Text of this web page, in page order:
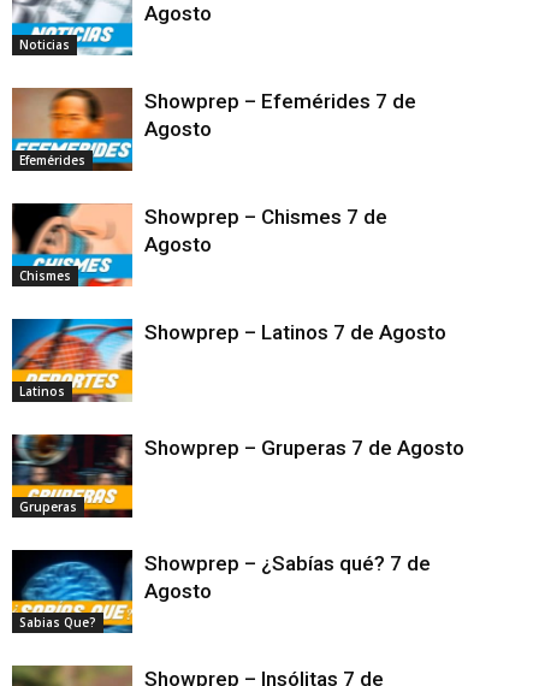
Noticias
Agosto
Efemérides
Showprep – Efemérides 7 de
Agosto
Chismes
Showprep – Chismes 7 de
Agosto
Latinos
Showprep – Latinos 7 de Agosto
Gruperas
Showprep – Gruperas 7 de Agosto
Sabias Que?
Showprep – ¿Sabías qué? 7 de
Agosto
Showprep – Insólitas 7 de